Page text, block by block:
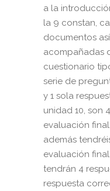
a la
la 9 constan,
documentos
acompañadas
cuestionario
serie de
y 1 sola
unidad 10, son
evaluación
además
evaluación
tendrán 4
respuesta